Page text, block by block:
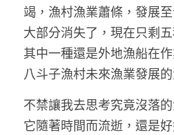
竭，漁村漁業蕭條，發展
大部分消失了，現在只剩
其中一種還是外地漁船在
八斗子漁村未來漁業發展
不禁讓我去思考究竟沒落
它隨著時間而流逝，還是